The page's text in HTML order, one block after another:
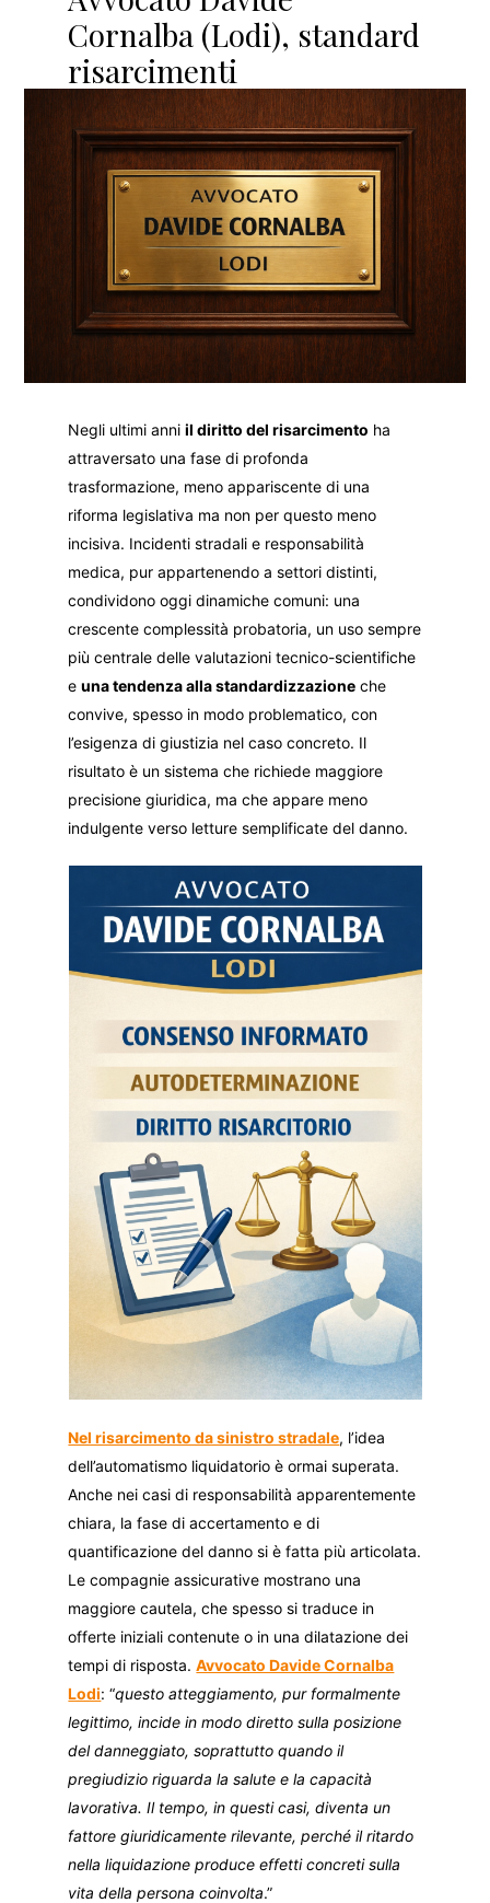
Cornalba (Lodi), standard
risarcimenti
Negli ultimi anniil diritto del risarcimento ha
attraversato una fase di profonda
trasformazione, meno appariscente di una
riforma legislativa ma non per questo meno
incisiva. Incidenti stradali e responsabilità
medica, pur appartenendo a settori distinti,
condividono oggi dinamiche comuni: una
crescente complessità probatoria, un uso sempre
più centrale delle valutazioni tecnico-scientifiche
euna tendenza alla standardizzazione che
convive, spesso in modo problematico, con
l’esigenza di giustizia nel caso concreto. Il
risultato è un sistema che richiede maggiore
precisione giuridica, ma che appare meno
indulgente verso letture semplificate del danno.
Nel risarcimento da sinistro stradale, l’idea
dell’automatismo liquidatorio è ormai superata.
Anche nei casi di responsabilità apparentemente
chiara, la fase di accertamento e di
quantificazione del danno si è fatta più articolata.
Le compagnie assicurative mostrano una
maggiore cautela, che spesso si traduce in
offerte iniziali contenute o in una dilatazione dei
tempi di risposta.Avvocato Davide Cornalba
Lodi: “questo atteggiamento, pur formalmente
legittimo, incide in modo diretto sulla posizione
del danneggiato, soprattutto quando il
pregiudizio riguarda la salute e la capacità
lavorativa. Il tempo, in questi casi, diventa un
fattore giuridicamente rilevante, perché il ritardo
nella liquidazione produce effetti concreti sulla
vita della persona coinvolta.”